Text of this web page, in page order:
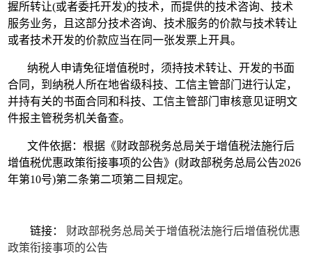
握所转让(或者委托开发)的技术，而提供的技术咨询、技术
服务业务，且这部分技术咨询、技术服务的价款与技术转让
或者技术开发的价款应当在同一张发票上开具。
纳税人申请免征增值税时，须持技术转让、开发的书面
合同，到纳税人所在地省级科技、工信主管部门进行认定，
并持有关的书面合同和科技、工信主管部门审核意见证明文
件报主管税务机关备查。
文件依据：根据《财政部税务总局关于增值税法施行后
增值税优惠政策衔接事项的公告》(财政部税务总局公告2026
年第10号)第二条第二项第二目规定。
链接： 财政部税务总局关于增值税法施行后增值税优惠
政策衔接事项的公告